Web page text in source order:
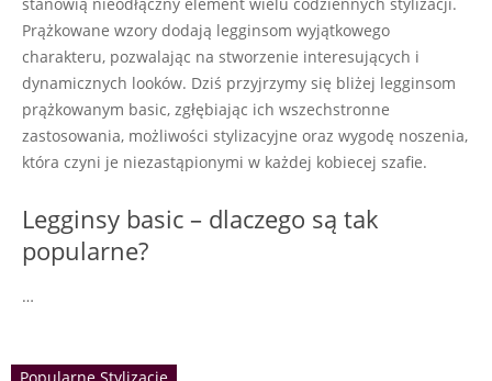
Prążkowane wzory dodają legginsom wyjątkowego
charakteru, pozwalając na stworzenie interesujących i
dynamicznych looków. Dziś przyjrzymy się bliżej legginsom
prążkowanym basic, zgłębiając ich wszechstronne
zastosowania, możliwości stylizacyjne oraz wygodę noszenia,
która czyni je niezastąpionymi w każdej kobiecej szafie.
Legginsy basic – dlaczego są tak
popularne?
…
Popularne Stylizacje